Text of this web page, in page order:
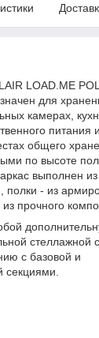
LOAD.ME
для
камерах,
питания
общего
по высоте
выполнен
- из
прочного
стеллажной
с базовой и
секциями.